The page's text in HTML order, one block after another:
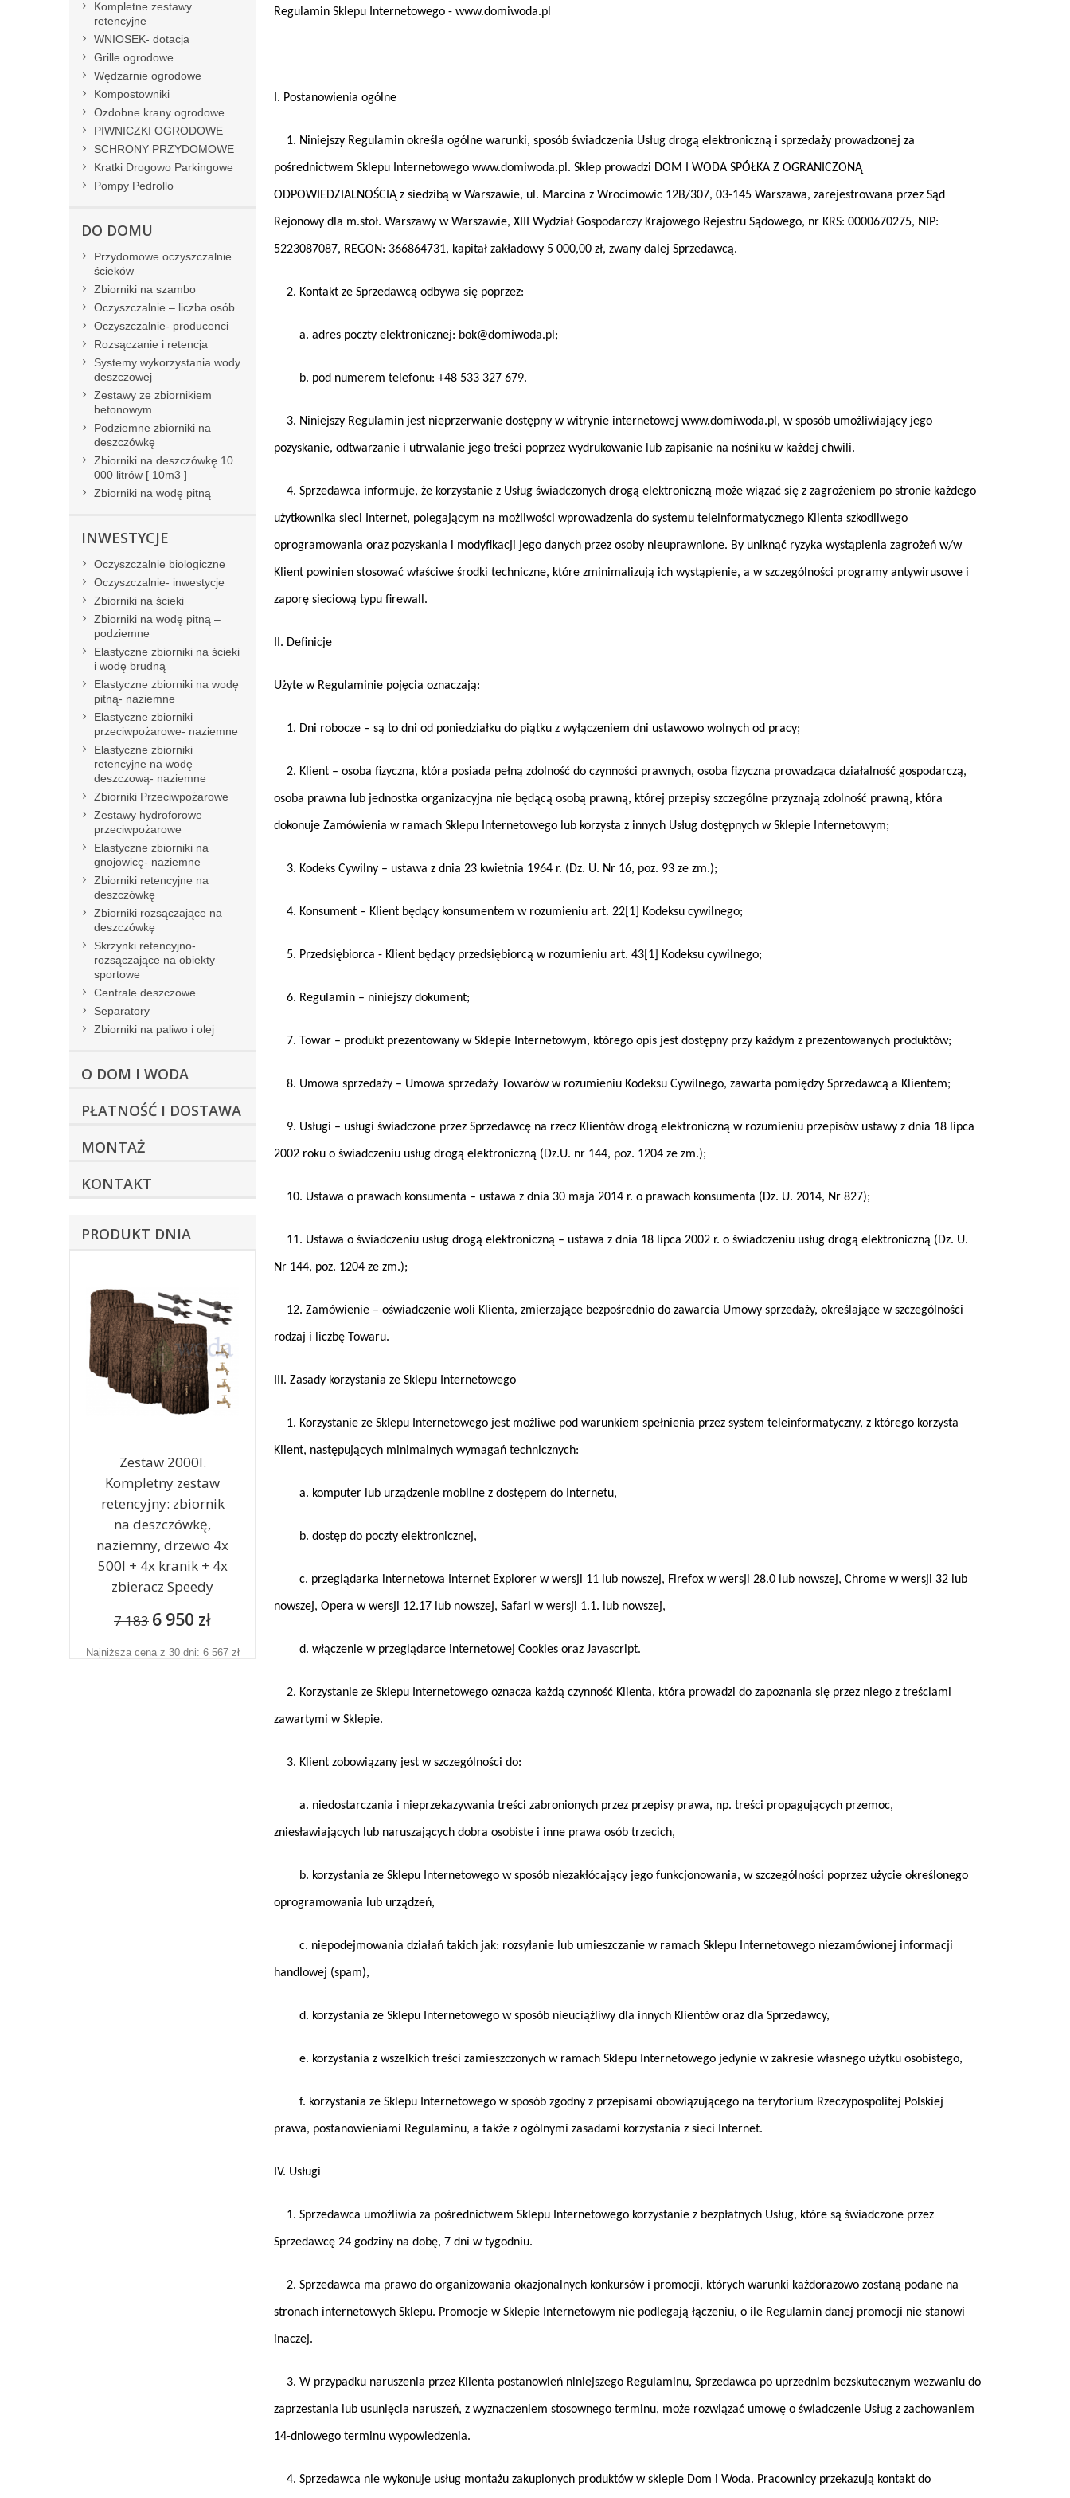
Kompletne zestawy
retencyjne
WNIOSEK- dotacja
Grille ogrodowe
Wędzarnie ogrodowe
Kompostowniki
Ozdobne krany ogrodowe
PIWNICZKI OGRODOWE
SCHRONY PRZYDOMOWE
Kratki Drogowo Parkingowe
Pompy Pedrollo
DO DOMU
Przydomowe oczyszczalnie
ścieków
Zbiorniki na szambo
Oczyszczalnie – liczba osób
Oczyszczalnie- producenci
Rozsączanie i retencja
Systemy wykorzystania wody
deszczowej
Zestawy ze zbiornikiem
betonowym
Podziemne zbiorniki na
deszczówkę
Zbiorniki na deszczówkę 10
000 litrów [ 10m3 ]
Zbiorniki na wodę pitną
INWESTYCJE
Oczyszczalnie biologiczne
Oczyszczalnie- inwestycje
Zbiorniki na ścieki
Zbiorniki na wodę pitną –
podziemne
Elastyczne zbiorniki na ścieki
i wodę brudną
Elastyczne zbiorniki na wodę
pitną- naziemne
Elastyczne zbiorniki
przeciwpożarowe- naziemne
Elastyczne zbiorniki
retencyjne na wodę
deszczową- naziemne
Zbiorniki Przeciwpożarowe
Zestawy hydroforowe
przeciwpożarowe
Elastyczne zbiorniki na
gnojowicę- naziemne
Zbiorniki retencyjne na
deszczówkę
Zbiorniki rozsączające na
deszczówkę
Skrzynki retencyjno-
rozsączające na obiekty
sportowe
Centrale deszczowe
Separatory
Zbiorniki na paliwo i olej
O DOM I WODA
PŁATNOŚĆ I DOSTAWA
MONTAŻ
KONTAKT
PRODUKT DNIA
Zestaw 2000l.
Kompletny zestaw
retencyjny: zbiornik
na deszczówkę,
naziemny, drzewo 4x
500l + 4x kranik + 4x
zbieracz Speedy
7 183 6 950 zł
Najniższa cena z 30 dni: 6 567 zł
Regulamin Sklepu Internetowego - www.domiwoda.pl
I. Postanowienia ogólne
1. Niniejszy Regulamin określa ogólne warunki, sposób świadczenia Usług drogą elektroniczną i sprzedaży prowadzonej za
pośrednictwem Sklepu Internetowego www.domiwoda.pl. Sklep prowadzi DOM I WODA SPÓŁKA Z OGRANICZONĄ
ODPOWIEDZIALNOŚCIĄ z siedzibą w Warszawie, ul. Marcina z Wrocimowic 12B/307, 03-145 Warszawa, zarejestrowana przez Sąd
Rejonowy dla m.stoł. Warszawy w Warszawie, XIII Wydział Gospodarczy Krajowego Rejestru Sądowego, nr KRS: 0000670275, NIP:
5223087087, REGON: 366864731, kapitał zakładowy 5 000,00 zł, zwany dalej Sprzedawcą.
2. Kontakt ze Sprzedawcą odbywa się poprzez:
a. adres poczty elektronicznej: bok@domiwoda.pl;
b. pod numerem telefonu: +48 533 327 679.
3. Niniejszy Regulamin jest nieprzerwanie dostępny w witrynie internetowej www.domiwoda.pl, w sposób umożliwiający jego
pozyskanie, odtwarzanie i utrwalanie jego treści poprzez wydrukowanie lub zapisanie na nośniku w każdej chwili.
4. Sprzedawca informuje, że korzystanie z Usług świadczonych drogą elektroniczną może wiązać się z zagrożeniem po stronie każdego
użytkownika sieci Internet, polegającym na możliwości wprowadzenia do systemu teleinformatycznego Klienta szkodliwego
oprogramowania oraz pozyskania i modyfikacji jego danych przez osoby nieuprawnione. By uniknąć ryzyka wystąpienia zagrożeń w/w
Klient powinien stosować właściwe środki techniczne, które zminimalizują ich wystąpienie, a w szczególności programy antywirusowe i
zaporę sieciową typu firewall.
II. Definicje
Użyte w Regulaminie pojęcia oznaczają:
1. Dni robocze – są to dni od poniedziałku do piątku z wyłączeniem dni ustawowo wolnych od pracy;
2. Klient – osoba fizyczna, która posiada pełną zdolność do czynności prawnych, osoba fizyczna prowadząca działalność gospodarczą,
osoba prawna lub jednostka organizacyjna nie będącą osobą prawną, której przepisy szczególne przyznają zdolność prawną, która
dokonuje Zamówienia w ramach Sklepu Internetowego lub korzysta z innych Usług dostępnych w Sklepie Internetowym;
3. Kodeks Cywilny – ustawa z dnia 23 kwietnia 1964 r. (Dz. U. Nr 16, poz. 93 ze zm.);
4. Konsument – Klient będący konsumentem w rozumieniu art. 22[1] Kodeksu cywilnego;
5. Przedsiębiorca - Klient będący przedsiębiorcą w rozumieniu art. 43[1] Kodeksu cywilnego;
6. Regulamin – niniejszy dokument;
7. Towar – produkt prezentowany w Sklepie Internetowym, którego opis jest dostępny przy każdym z prezentowanych produktów;
8. Umowa sprzedaży – Umowa sprzedaży Towarów w rozumieniu Kodeksu Cywilnego, zawarta pomiędzy Sprzedawcą a Klientem;
9. Usługi – usługi świadczone przez Sprzedawcę na rzecz Klientów drogą elektroniczną w rozumieniu przepisów ustawy z dnia 18 lipca
2002 roku o świadczeniu usług drogą elektroniczną (Dz.U. nr 144, poz. 1204 ze zm.);
10. Ustawa o prawach konsumenta – ustawa z dnia 30 maja 2014 r. o prawach konsumenta (Dz. U. 2014, Nr 827);
11. Ustawa o świadczeniu usług drogą elektroniczną – ustawa z dnia 18 lipca 2002 r. o świadczeniu usług drogą elektroniczną (Dz. U.
Nr 144, poz. 1204 ze zm.);
12. Zamówienie – oświadczenie woli Klienta, zmierzające bezpośrednio do zawarcia Umowy sprzedaży, określające w szczególności
rodzaj i liczbę Towaru.
III. Zasady korzystania ze Sklepu Internetowego
1. Korzystanie ze Sklepu Internetowego jest możliwe pod warunkiem spełnienia przez system teleinformatyczny, z którego korzysta
Klient, następujących minimalnych wymagań technicznych:
a. komputer lub urządzenie mobilne z dostępem do Internetu,
b. dostęp do poczty elektronicznej,
c. przeglądarka internetowa Internet Explorer w wersji 11 lub nowszej, Firefox w wersji 28.0 lub nowszej, Chrome w wersji 32 lub
nowszej, Opera w wersji 12.17 lub nowszej, Safari w wersji 1.1. lub nowszej,
d. włączenie w przeglądarce internetowej Cookies oraz Javascript.
2. Korzystanie ze Sklepu Internetowego oznacza każdą czynność Klienta, która prowadzi do zapoznania się przez niego z treściami
zawartymi w Sklepie.
3. Klient zobowiązany jest w szczególności do:
a. niedostarczania i nieprzekazywania treści zabronionych przez przepisy prawa, np. treści propagujących przemoc,
zniesławiających lub naruszających dobra osobiste i inne prawa osób trzecich,
b. korzystania ze Sklepu Internetowego w sposób niezakłócający jego funkcjonowania, w szczególności poprzez użycie określonego
oprogramowania lub urządzeń,
c. niepodejmowania działań takich jak: rozsyłanie lub umieszczanie w ramach Sklepu Internetowego niezamówionej informacji
handlowej (spam),
d. korzystania ze Sklepu Internetowego w sposób nieuciążliwy dla innych Klientów oraz dla Sprzedawcy,
e. korzystania z wszelkich treści zamieszczonych w ramach Sklepu Internetowego jedynie w zakresie własnego użytku osobistego,
f. korzystania ze Sklepu Internetowego w sposób zgodny z przepisami obowiązującego na terytorium Rzeczypospolitej Polskiej
prawa, postanowieniami Regulaminu, a także z ogólnymi zasadami korzystania z sieci Internet.
IV. Usługi
1. Sprzedawca umożliwia za pośrednictwem Sklepu Internetowego korzystanie z bezpłatnych Usług, które są świadczone przez
Sprzedawcę 24 godziny na dobę, 7 dni w tygodniu.
2. Sprzedawca ma prawo do organizowania okazjonalnych konkursów i promocji, których warunki każdorazowo zostaną podane na
stronach internetowych Sklepu. Promocje w Sklepie Internetowym nie podlegają łączeniu, o ile Regulamin danej promocji nie stanowi
inaczej.
3. W przypadku naruszenia przez Klienta postanowień niniejszego Regulaminu, Sprzedawca po uprzednim bezskutecznym wezwaniu do
zaprzestania lub usunięcia naruszeń, z wyznaczeniem stosownego terminu, może rozwiązać umowę o świadczenie Usług z zachowaniem
14-dniowego terminu wypowiedzenia.
4. Sprzedawca nie wykonuje usług montażu zakupionych produktów w sklepie Dom i Woda. Pracownicy przekazują kontakt do